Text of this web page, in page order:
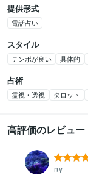
提供形式
電話占い
スタイル
テンポが良い 具体的
占術
霊視・透視 タロット
高評価のレビュー
ny__